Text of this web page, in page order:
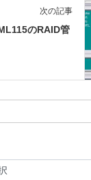
次の記事
のRAID管